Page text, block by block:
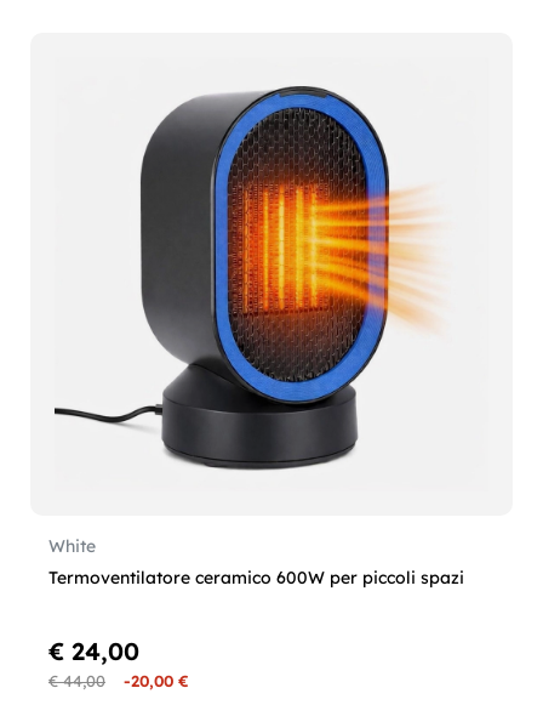
White
Termoventilatore ceramico 600W per piccoli spazi
€ 44,00 -20,00 €
€ 24,00